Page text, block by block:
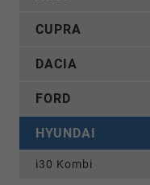
CUPRA
DACIA
FORD
HYUNDAI
i30 Kombi